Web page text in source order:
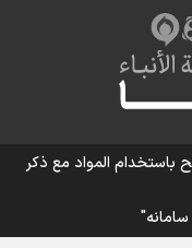
باستخدام المواد مع ذكر
سامانه"